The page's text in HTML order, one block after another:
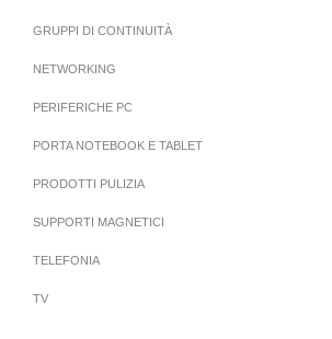
GRUPPI DI CONTINUITÀ
NETWORKING
PERIFERICHE PC
PORTA NOTEBOOK E TABLET
PRODOTTI PULIZIA
SUPPORTI MAGNETICI
TELEFONIA
TV